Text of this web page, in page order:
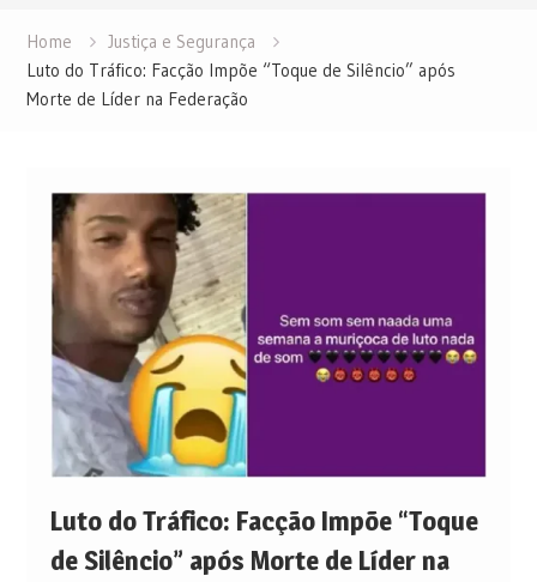
Home
Justiça e Segurança
Luto do Tráfico: Facção Impõe “Toque de Silêncio” após
Morte de Líder na Federação
Luto do Tráfico: Facção Impõe “Toque
de Silêncio” após Morte de Líder na